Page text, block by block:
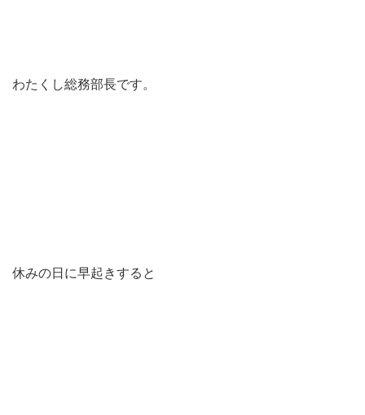
わたくし総務部長です。
休みの日に早起きすると